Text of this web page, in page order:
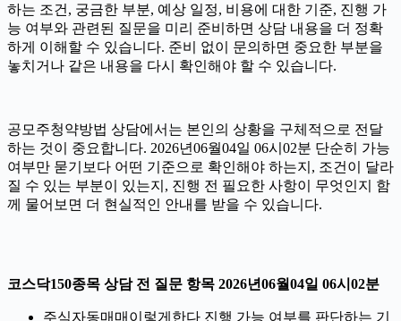
하는 조건, 궁금한 부분, 예상 일정, 비용에 대한 기준, 진행 가
능 여부와 관련된 질문을 미리 준비하면 상담 내용을 더 정확
하게 이해할 수 있습니다. 준비 없이 문의하면 중요한 부분을
놓치거나 같은 내용을 다시 확인해야 할 수 있습니다.
공모주청약방법 상담에서는 본인의 상황을 구체적으로 전달
하는 것이 중요합니다. 2026년06월04일 06시02분 단순히 가능
여부만 묻기보다 어떤 기준으로 확인해야 하는지, 조건이 달라
질 수 있는 부분이 있는지, 진행 전 필요한 사항이 무엇인지 함
께 물어보면 더 현실적인 안내를 받을 수 있습니다.
코스닥150종목 상담 전 질문 항목 2026년06월04일 06시02분
주식자동매매이렇게한다 진행 가능 여부를 판단하는 기